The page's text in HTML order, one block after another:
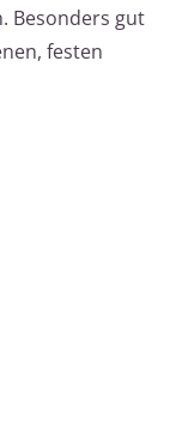
Besonders gut
festen